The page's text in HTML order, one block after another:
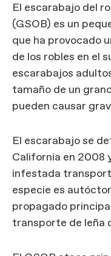
El escarabajo del
(GSOB) es un
que ha provocado
de los robles en el
escarabajos
tamaño de un
pueden causar
El escarabajo se
California en 2008
infestada
especie es
propagado
transporte de leña